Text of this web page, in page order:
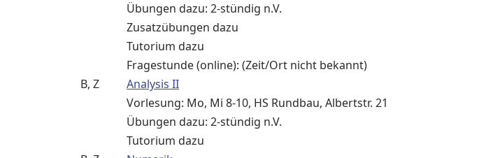
Übungen dazu: 2-stündig n.V.
Zusatzübungen dazu
Tutorium dazu
Fragestunde (online): (Zeit/Ort nicht bekannt)
B, Z
Analysis II
Vorlesung: Mo, Mi 8-10, HS Rundbau, Albertstr. 21
Übungen dazu: 2-stündig n.V.
Tutorium dazu